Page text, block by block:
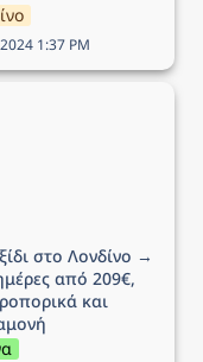
1:37 PM
στο Λονδίνο → 4
στο Λονδίνο →
από 209€,
και